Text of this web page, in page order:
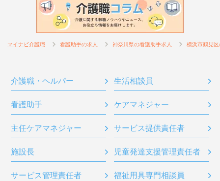
マイナビ介護職 看護助手の求人 神奈川県の看護助手求人 横浜市鶴見
介護職・ヘルパー 生活相談員
看護助手 ケアマネジャー
主任ケアマネジャー サービス提供責任者
施設長 児童発達支援管理責任者
サービス管理責任者 福祉用具専門相談員